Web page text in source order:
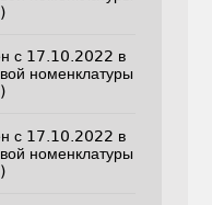
с 17.10.2022 в
номенклатуры
с 17.10.2022 в
номенклатуры